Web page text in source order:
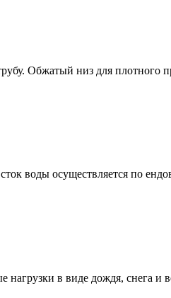
Обжатый низ для плотного
воды осуществляется по
в виде дождя, снега и